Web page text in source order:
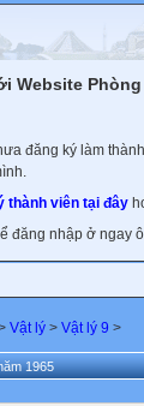
Website Phòng
đăng ký làm
thành viên tại đây
đăng nhập ở ngay
Vật lý > Vật lý 9 >
1965